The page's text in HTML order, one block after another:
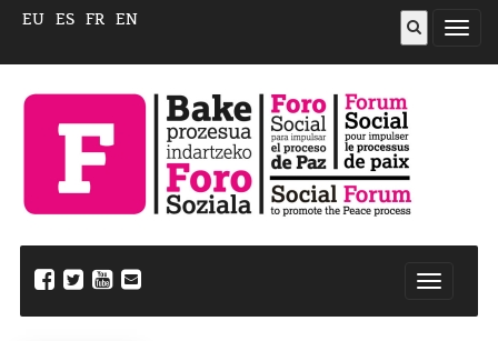
Abrir
EU ES FR EN